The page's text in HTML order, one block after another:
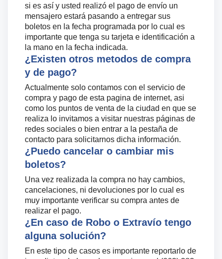
si es así y usted realizó el pago de envío un
mensajero estará pasando a entregar sus
boletos en la fecha programada por lo cual es
importante que tenga su tarjeta e identificación a
la mano en la fecha indicada.
¿Existen otros metodos de compra
y de pago?
Actualmente solo contamos con el servicio de
compra y pago de esta pagina de internet, asi
como los puntos de venta de la ciudad en que se
realiza lo invitamos a visitar nuestras páginas de
redes sociales o bien entrar a la pestaña de
contacto para solicitarnos dicha información.
¿Puedo cancelar o cambiar mis
boletos?
Una vez realizada la compra no hay cambios,
cancelaciones, ni devoluciones por lo cual es
muy importante verificar su compra antes de
realizar el pago.
¿En caso de Robo o Extravío tengo
alguna solución?
En este tipo de casos es importante reportarlo de